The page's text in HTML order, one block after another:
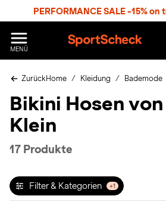
PERFORMANCE SALE -15% on
MENÜ
p
r
S
c
ZurückHome Kleidung Bademode
Bikini Hosen
Klein
17 Produkte
Filter & Kategorien +1